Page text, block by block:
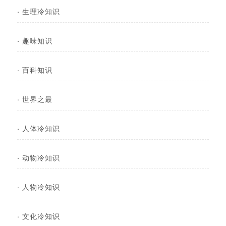
· 生理冷知识
· 趣味知识
· 百科知识
· 世界之最
· 人体冷知识
· 动物冷知识
· 人物冷知识
· 文化冷知识